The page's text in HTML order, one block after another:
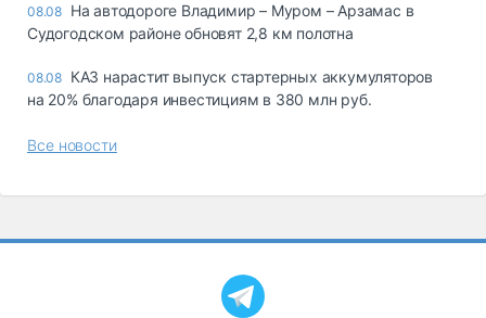
08.08 На автодороге Владимир – Муром – Арзамас в
Судогодском районе обновят 2,8 км полотна
08.08 КАЗ нарастит выпуск стартерных аккумуляторов
на 20% благодаря инвестициям в 380 млн руб.
Все новости